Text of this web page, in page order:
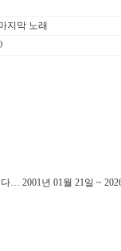
지막 노래
… 2001년 01월 21일 ~